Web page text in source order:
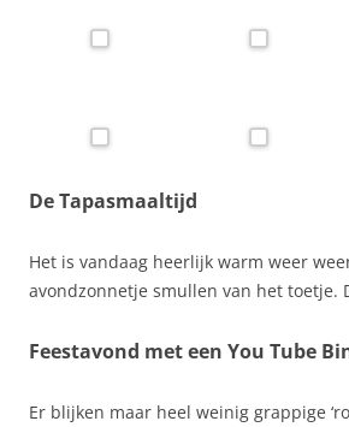
De Tapasmaaltijd
Het is vandaag heerlijk warm weer
avondzonnetje smullen van het toetje.
Feestavond met een You Tube
Er blijken maar heel weinig grappige